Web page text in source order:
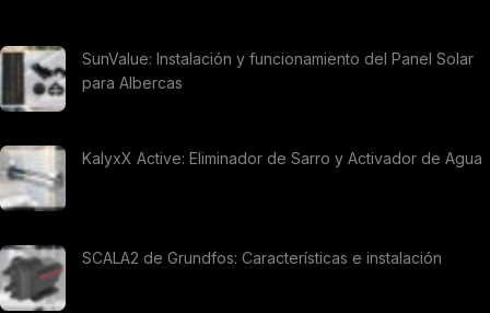
SunValue: Instalación y funcionamiento del Panel Solar
para Albercas
KalyxX Active: Eliminador de Sarro y Activador de Agua
SCALA2 de Grundfos: Características e instalación